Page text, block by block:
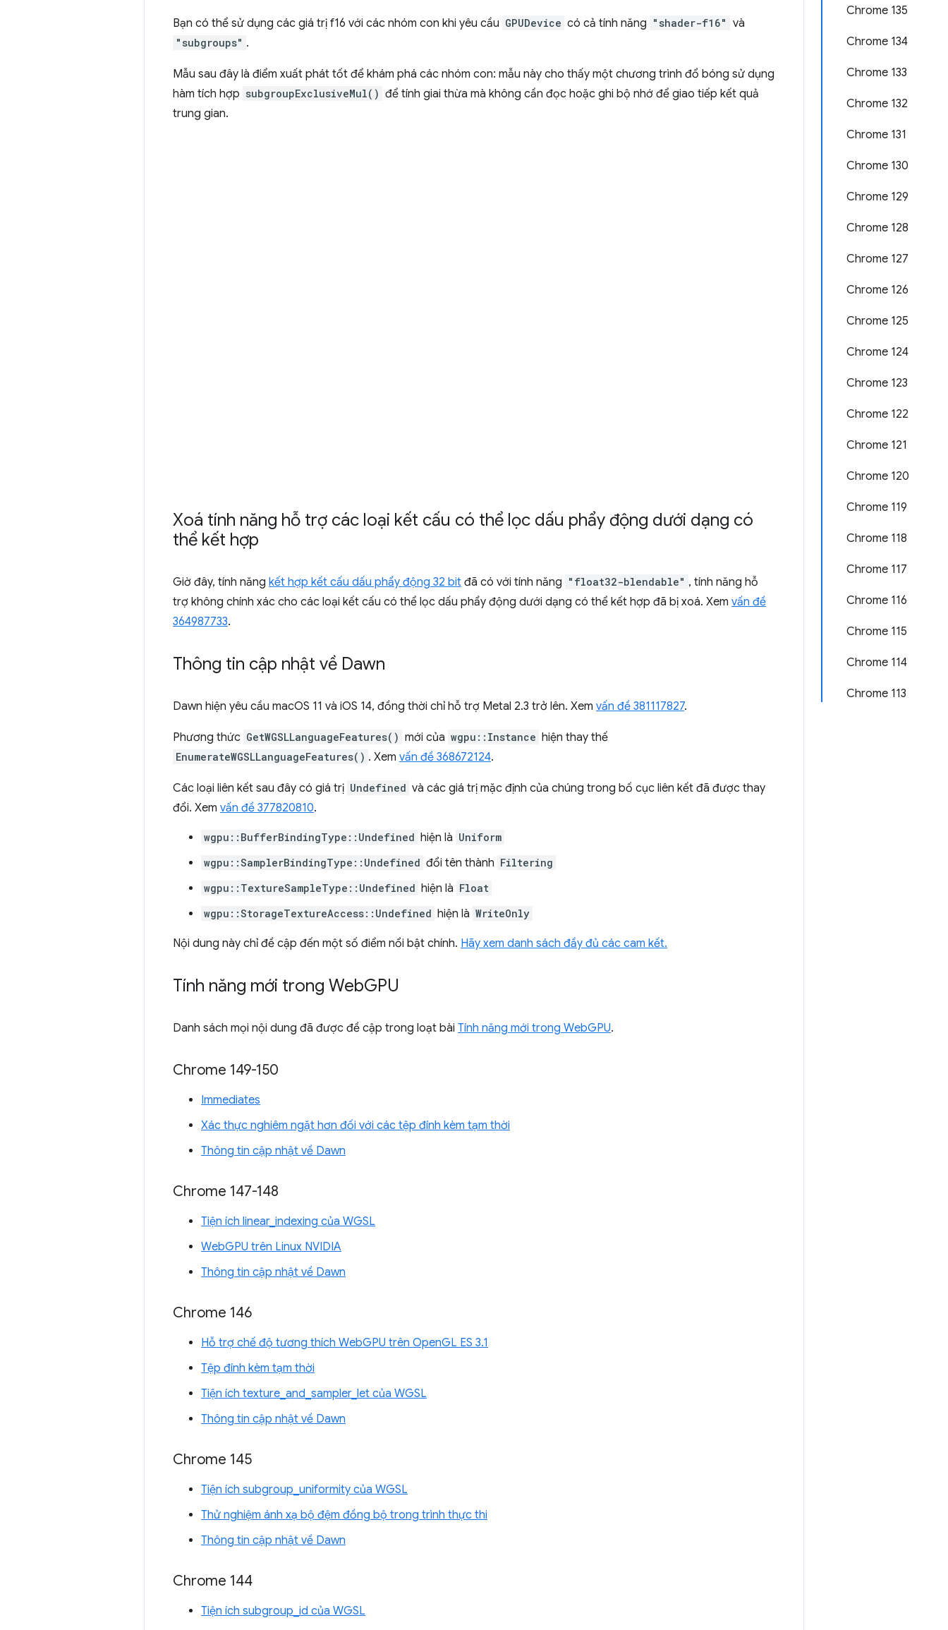
Chrome 135
Chrome 134
Chrome 133
Chrome 132
Chrome 131
Chrome 130
Chrome 129
Chrome 128
Chrome 127
Chrome 126
Chrome 125
Chrome 124
Chrome 123
Chrome 122
Chrome 121
Chrome 120
Chrome 119
Chrome 118
Chrome 117
Chrome 116
Chrome 115
Chrome 114
Chrome 113
Bạn có thể sử dụng các giá trị f16 với các nhóm con khi yêu cầu GPUDevice có cả tính năng "shader-f16" và
"subgroups" .
Mẫu sau đây là điểm xuất phát tốt để khám phá các nhóm con: mẫu này cho thấy một chương trình đổ bóng sử dụng
hàm tích hợp subgroupExclusiveMul() để tính giai thừa mà không cần đọc hoặc ghi bộ nhớ để giao tiếp kết quả
trung gian.
Xoá tính năng hỗ trợ các loại kết cấu có thể lọc dấu phẩy động dưới dạng có
thể kết hợp
Giờ đây, tính năng kết hợp kết cấu dấu phẩy động 32 bit đã có với tính năng "float32-blendable" , tính năng hỗ
trợ không chính xác cho các loại kết cấu có thể lọc dấu phẩy động dưới dạng có thể kết hợp đã bị xoá. Xem vấn đề
364987733.
Thông tin cập nhật về Dawn
Dawn hiện yêu cầu macOS 11 và iOS 14, đồng thời chỉ hỗ trợ Metal 2.3 trở lên. Xem vấn đề 381117827.
Phương thức GetWGSLLanguageFeatures() mới của wgpu::Instance hiện thay thế
EnumerateWGSLLanguageFeatures() . Xem vấn đề 368672124.
Các loại liên kết sau đây có giá trị Undefined và các giá trị mặc định của chúng trong bố cục liên kết đã được thay
đổi. Xem vấn đề 377820810.
wgpu::BufferBindingType::Undefined hiện là Uniform
wgpu::SamplerBindingType::Undefined đổi tên thành Filtering
wgpu::TextureSampleType::Undefined hiện là Float
wgpu::StorageTextureAccess::Undefined hiện là WriteOnly
Nội dung này chỉ đề cập đến một số điểm nổi bật chính. Hãy xem danh sách đầy đủ các cam kết.
Tính năng mới trong WebGPU
Danh sách mọi nội dung đã được đề cập trong loạt bài Tính năng mới trong WebGPU.
Chrome 149-150
Immediates
Xác thực nghiêm ngặt hơn đối với các tệp đính kèm tạm thời
Thông tin cập nhật về Dawn
Chrome 147-148
Tiện ích linear_indexing của WGSL
WebGPU trên Linux NVIDIA
Thông tin cập nhật về Dawn
Chrome 146
Hỗ trợ chế độ tương thích WebGPU trên OpenGL ES 3.1
Tệp đính kèm tạm thời
Tiện ích texture_and_sampler_let của WGSL
Thông tin cập nhật về Dawn
Chrome 145
Tiện ích subgroup_uniformity của WGSL
Thử nghiệm ánh xạ bộ đệm đồng bộ trong trình thực thi
Thông tin cập nhật về Dawn
Chrome 144
Tiện ích subgroup_id của WGSL